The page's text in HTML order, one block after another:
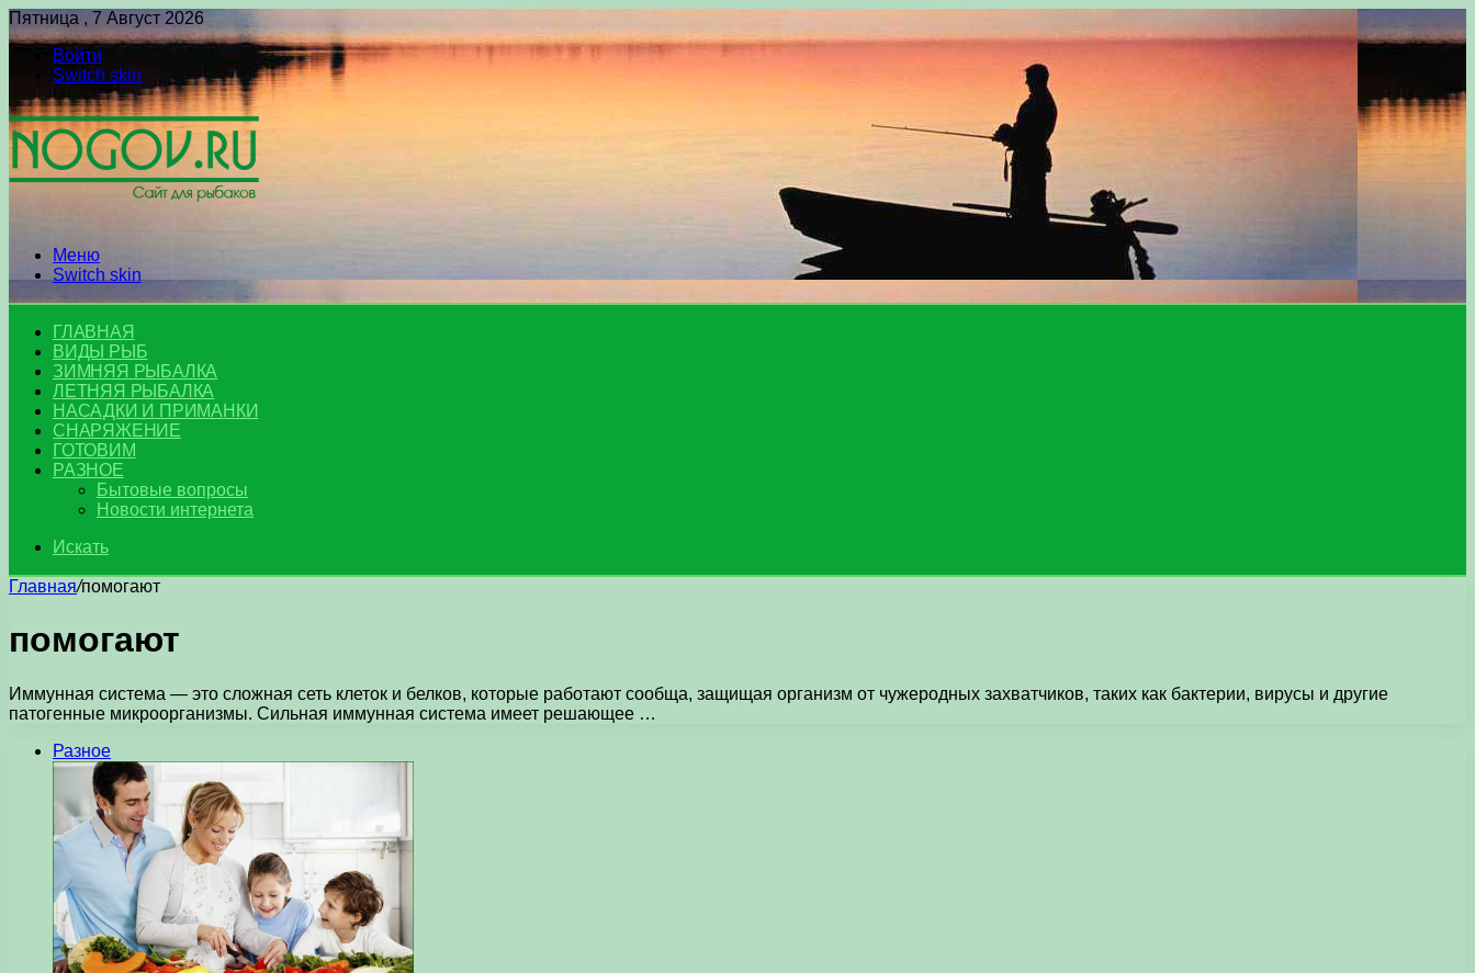
Пятница , 7 Август 2026
Войти
Switch skin
Меню
Switch skin
ГЛАВНАЯ
ВИДЫ РЫБ
ЗИМНЯЯ РЫБАЛКА
ЛЕТНЯЯ РЫБАЛКА
НАСАДКИ И ПРИМАНКИ
СНАРЯЖЕНИЕ
ГОТОВИМ
РАЗНОЕ
Бытовые вопросы
Новости интернета
Искать
Главная/помогают
помогают
Иммунная система — это сложная сеть клеток и белков, которые работают сообща, защищая организм от чужеродных захватчиков, таких как бактерии, вирусы и другие
патогенные микроорганизмы. Сильная иммунная система имеет решающее …
Разное